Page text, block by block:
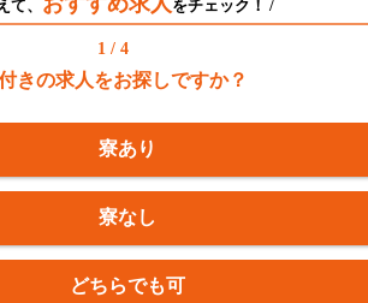
て、 をチェック！ /
1 / 4
きの求人をお探しですか？
寮あり
寮なし
どちらでも可